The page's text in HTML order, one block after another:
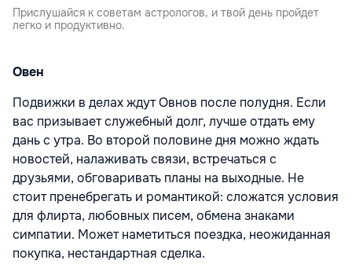
Прислушайся к советам астрологов, и твой день пройдет
легко и продуктивно.
Овен
Подвижки в делах ждут Овнов после полудня. Если
вас призывает служебный долг, лучше отдать ему
дань с утра. Во второй половине дня можно ждать
новостей, налаживать связи, встречаться с
друзьями, обговаривать планы на выходные. Не
стоит пренебрегать и романтикой: сложатся условия
для флирта, любовных писем, обмена знаками
симпатии. Может наметиться поездка, неожиданная
покупка, нестандартная сделка.